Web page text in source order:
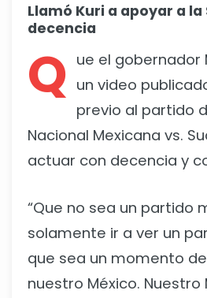
Llamó Kuri a apoyar a
decencia
Q ue el gobernador
un video
previo al partido
Nacional Mexicana vs.
actuar con decencia y
“Que no sea un partido
solamente ir a ver un
que sea un momento
nuestro México.